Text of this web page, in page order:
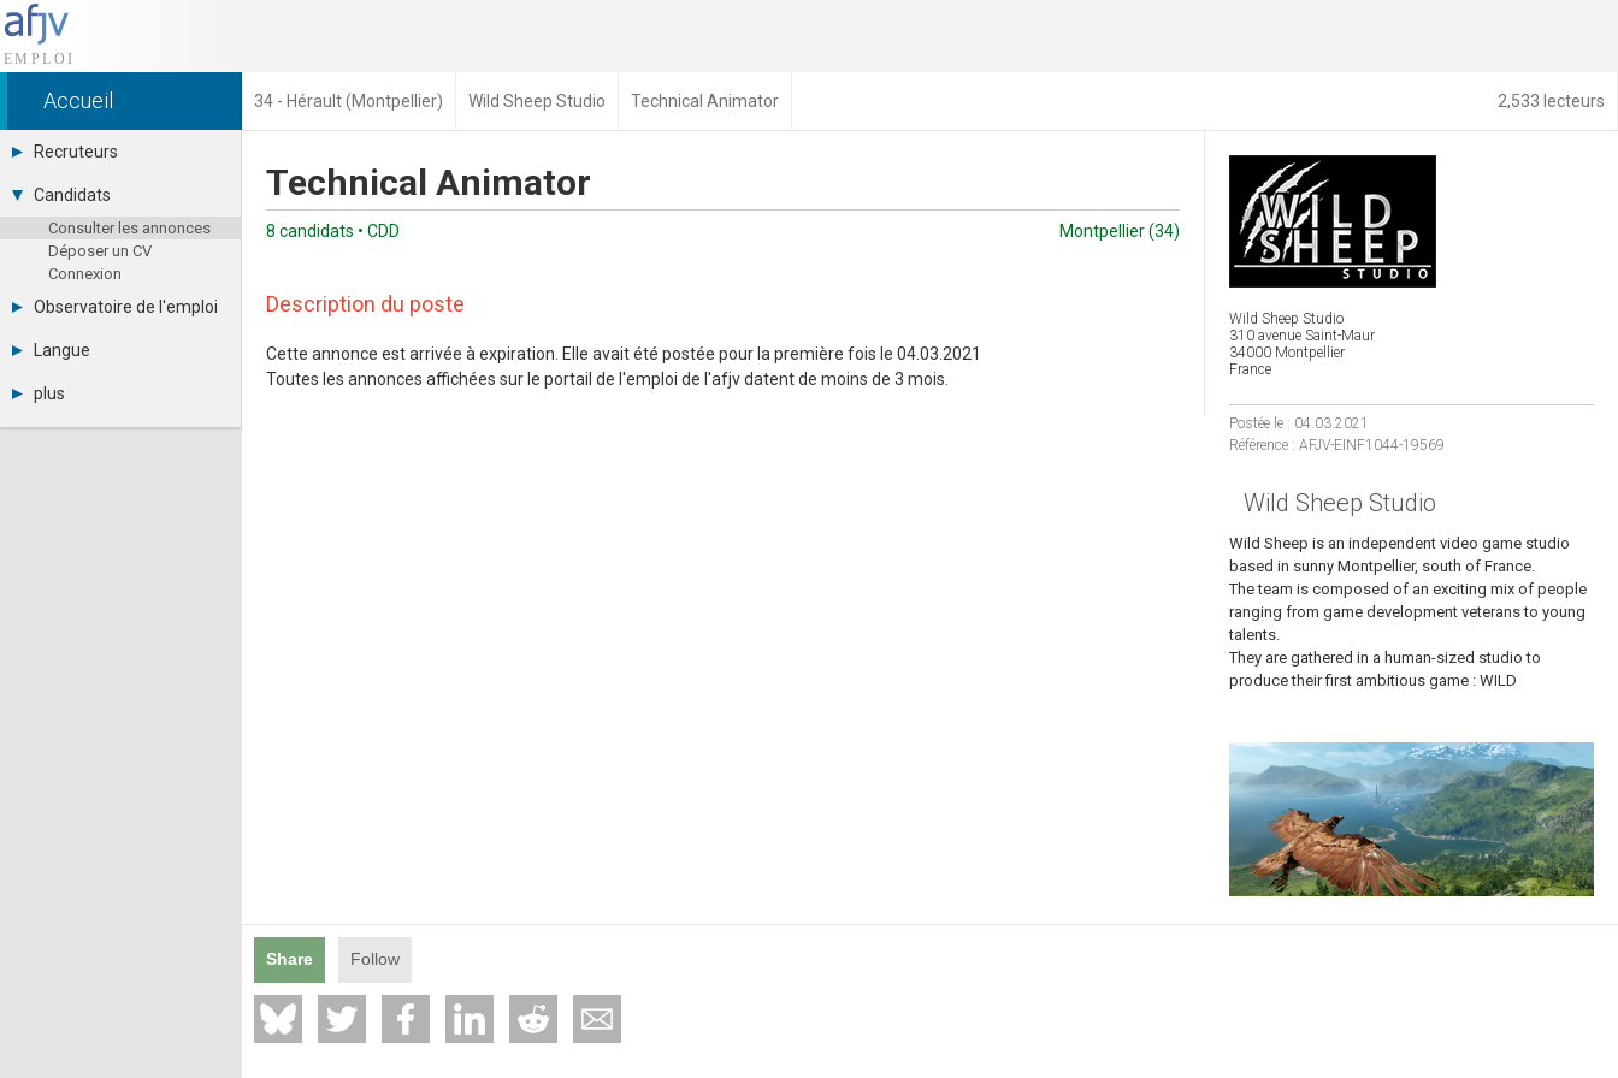
2,533 lecteurs
Accueil 34 - Hérault (Montpellier) Wild Sheep Studio Technical Animator
Recruteurs
Déposer une annonce
Tarifs
Interface recruteur
Candidats
Consulter les annonces
Déposer un CV
Connexion
Observatoire de l'emploi
Par métier
Par contrat
Langue
Español
plus
Actualités
Wild Sheep Studio
310 avenue Saint-Maur
34000 Montpellier
France
Postée le : 04.03.2021
Référence : AFJV-EINF1044-19569
Wild Sheep Studio
Wild Sheep is an independent video game studio
based in sunny Montpellier, south of France.
The team is composed of an exciting mix of people
ranging from game development veterans to young
talents.
They are gathered in a human-sized studio to
produce their first ambitious game : WILD
Technical Animator
8 candidats • CDD Montpellier (34)
Description du poste
Cette annonce est arrivée à expiration. Elle avait été postée pour la première fois le 04.03.2021
Toutes les annonces affichées sur le portail de l'emploi de l'afjv datent de moins de 3 mois.
Share Follow